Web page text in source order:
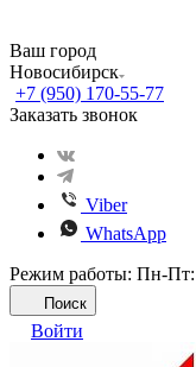
Ваш город
Новосибирск
+7 (950) 170-55-77
Заказать звонок
Viber
WhatsApp
Режим работы: Пн-Пт:
Поиск
Войти